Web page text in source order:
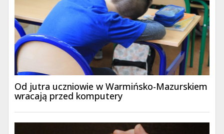
Od jutra uczniowie w Warmińsko-Mazurskiem
wracają przed komputery